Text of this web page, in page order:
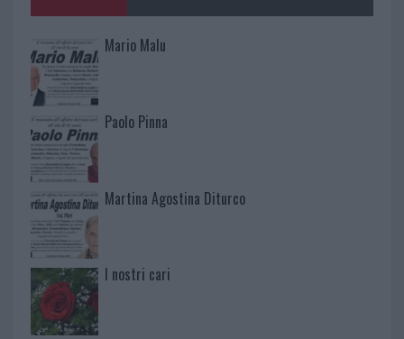
Mario Malu
Paolo Pinna
Martina Agostina Diturco
I nostri cari